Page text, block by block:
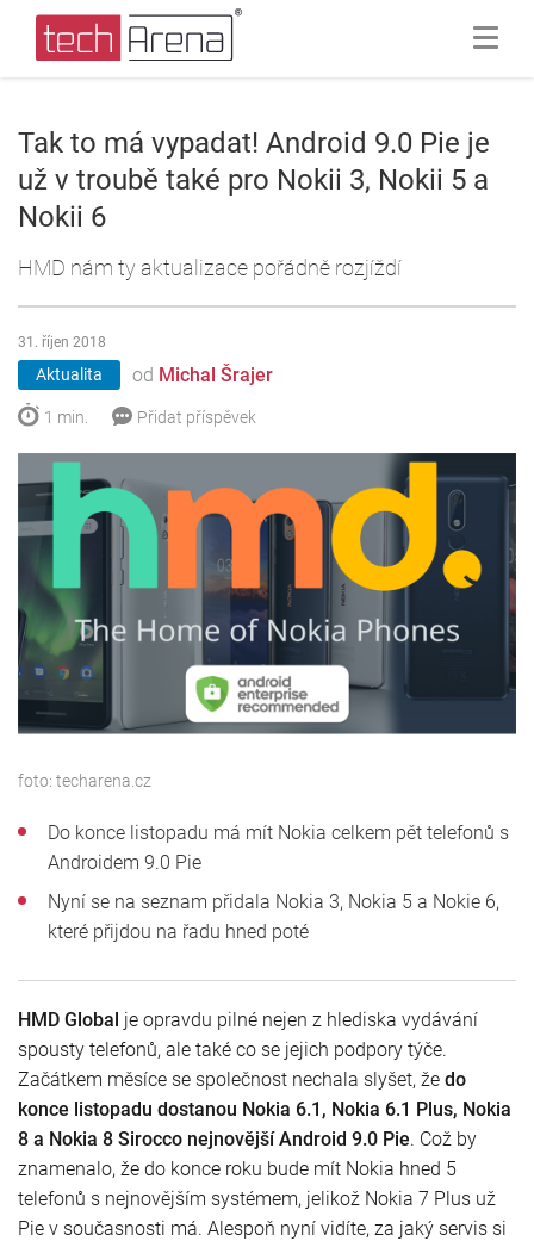
Tak to má vypadat! Android 9.0 Pie je
už v troubě také pro Nokii 3, Nokii 5 a
Nokii 6
HMD nám ty aktualizace pořádně rozjíždí
Aktualita od Michal Šrajer
31. říjen 2018
1 min. Přidat příspěvek
foto: techarena.cz
Do konce listopadu má mít Nokia celkem pět telefonů s
Androidem 9.0 Pie
Nyní se na seznam přidala Nokia 3, Nokia 5 a Nokie 6,
které přijdou na řadu hned poté
HMD Global je opravdu pilné nejen z hlediska vydávání
spousty telefonů, ale také co se jejich podpory týče.
Začátkem měsíce se společnost nechala slyšet, že do
konce listopadu dostanou Nokia 6.1, Nokia 6.1 Plus, Nokia
8 a Nokia 8 Sirocco nejnovější Android 9.0 Pie. Což by
znamenalo, že do konce roku bude mít Nokia hned 5
telefonů s nejnovějším systémem, jelikož Nokia 7 Plus už
Pie v současnosti má. Alespoň nyní vidíte, za jaký servis si